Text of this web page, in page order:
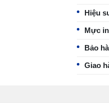
Hiệu
Mực
Bảo
Giao